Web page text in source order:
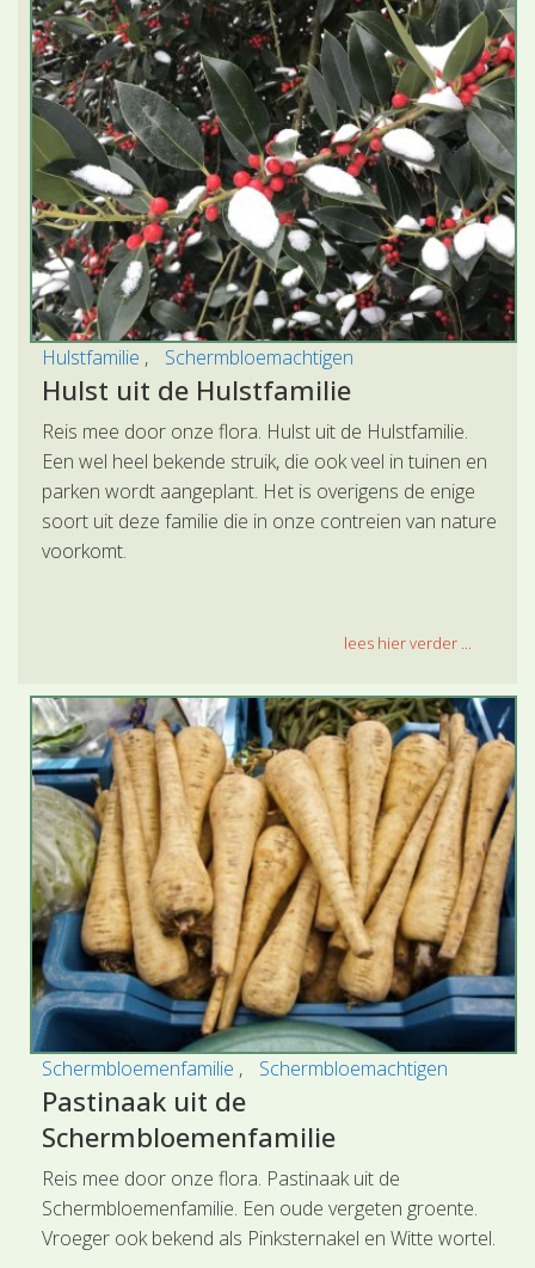
Hulstfamilie Schermbloemachtigen
Hulst uit de Hulstfamilie
Reis mee door onze flora. Hulst uit de Hulstfamilie.
Een wel heel bekende struik, die ook veel in tuinen en
parken wordt aangeplant. Het is overigens de enige
soort uit deze familie die in onze contreien van nature
voorkomt.
lees hier verder ...
Schermbloemenfamilie Schermbloemachtigen
Pastinaak uit de
Schermbloemenfamilie
Reis mee door onze flora. Pastinaak uit de
Schermbloemenfamilie. Een oude vergeten groente.
Vroeger ook bekend als Pinksternakel en Witte wortel.